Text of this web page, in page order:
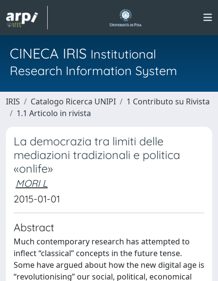
CINECA IRIS Institutional
Research Information System
IRIS Catalogo Ricerca UNIPI
1 Contributo su Rivista
1.1 Articolo in rivista
La democrazia tra limiti delle
mediazioni tradizionali e politica
«onlife»
MORI L
2015-01-01
Abstract
Much contemporary research has attempted to
inflect “classical” concepts in the future tense.
Some have argued about how the new digital age is
“revolutionising” our social, political, economical